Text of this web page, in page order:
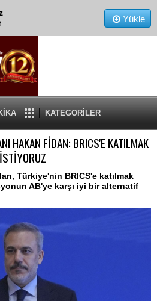
Yükle
KATEGORİLER
HAKAN FİDAN: BRICS'E KATILMAK
İSTİYORUZ
Türkiye'nin BRICS'e katılmak
AB'ye karşı iyi bir alternatif